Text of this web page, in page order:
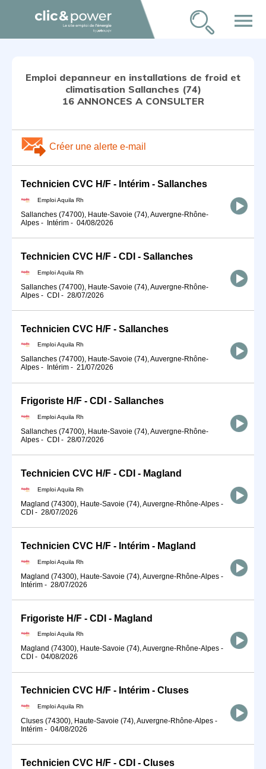
menu
Emploi depanneur en installations de froid et
climatisation Sallanches (74)
16 ANNONCES A CONSULTER
Créer une alerte e-mail
Technicien CVC H/F - Intérim - Sallanches
Emploi Aquila Rh
Sallanches (74700), Haute-Savoie (74), Auvergne-Rhône-
Alpes - Intérim - 04/08/2026
Technicien CVC H/F - CDI - Sallanches
Emploi Aquila Rh
Sallanches (74700), Haute-Savoie (74), Auvergne-Rhône-
Alpes - CDI - 28/07/2026
Technicien CVC H/F - Sallanches
Emploi Aquila Rh
Sallanches (74700), Haute-Savoie (74), Auvergne-Rhône-
Alpes - Intérim - 21/07/2026
Frigoriste H/F - CDI - Sallanches
Emploi Aquila Rh
Sallanches (74700), Haute-Savoie (74), Auvergne-Rhône-
Alpes - CDI - 28/07/2026
Technicien CVC H/F - CDI - Magland
Emploi Aquila Rh
Magland (74300), Haute-Savoie (74), Auvergne-Rhône-Alpes -
CDI - 28/07/2026
Technicien CVC H/F - Intérim - Magland
Emploi Aquila Rh
Magland (74300), Haute-Savoie (74), Auvergne-Rhône-Alpes -
Intérim - 28/07/2026
Frigoriste H/F - CDI - Magland
Emploi Aquila Rh
Magland (74300), Haute-Savoie (74), Auvergne-Rhône-Alpes -
CDI - 04/08/2026
Technicien CVC H/F - Intérim - Cluses
Emploi Aquila Rh
Cluses (74300), Haute-Savoie (74), Auvergne-Rhône-Alpes -
Intérim - 04/08/2026
Technicien CVC H/F - CDI - Cluses